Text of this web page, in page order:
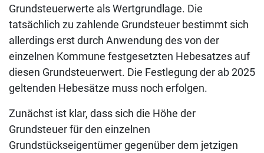
Grundsteuerwerte als Wertgrundlage. Die
tatsächlich zu zahlende Grundsteuer bestimmt sich
allerdings erst durch Anwendung des von der
einzelnen Kommune festgesetzten Hebesatzes auf
diesen Grundsteuerwert. Die Festlegung der ab 2025
geltenden Hebesätze muss noch erfolgen.
Zunächst ist klar, dass sich die Höhe der
Grundsteuer für den einzelnen
Grundstückseigentümer gegenüber dem jetzigen